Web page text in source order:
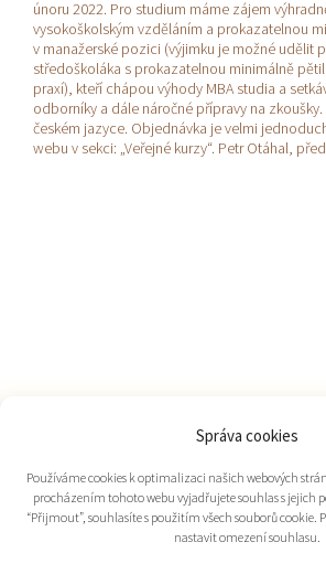
Správa cookies
Používáme cookies k optimalizaci našich webových
procházením tohoto webu vyjadřujete souhlas s
“Přijmout”, souhlasíte s použitím všech souborů cookie.
nastavit omezení souhlasu.
únoru 2022. Pro studium máme zájem
vysokoškolským vzděláním a prokazatelnou
v manažerské pozici (výjimku je možné udělit
středoškoláka s prokazatelnou minimálně
praxí), kteří chápou výhody MBA studia a
odborníky a dále náročné přípravy na
českém jazyce. Objednávka je velmi
webu v sekci: „Veřejné kurzy“. Petr Otáhal,